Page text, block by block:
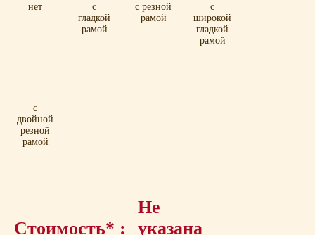
нет
с
гладкой
рамой
с резной
рамой
с
широкой
гладкой
рамой
с
двойной
резной
рамой
Стоимость* :
Не
указана